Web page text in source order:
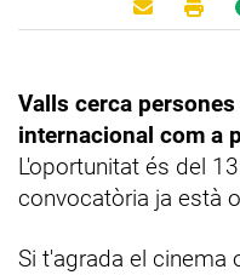
Valls cerca
internacional com a
L'oportunitat és del
convocatòria ja està
Si t'agrada el cinema